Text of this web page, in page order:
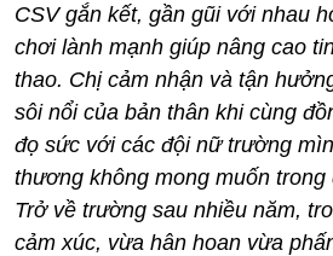
CSV gắn kết, gần gũi với nhau
chơi lành mạnh giúp nâng cao
thao. Chị cảm nhận và tận
sôi nổi của bản thân khi cùng
đọ sức với các đội nữ trường
thương không mong muốn trong
Trở về trường sau nhiều năm,
cảm xúc, vừa hân hoan vừa